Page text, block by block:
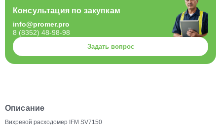
Описание
Вихревой расходомер IFM SV7150
Консультация по закупкам
info@promer.pro
8 (8352) 48-98-98
Задать вопрос